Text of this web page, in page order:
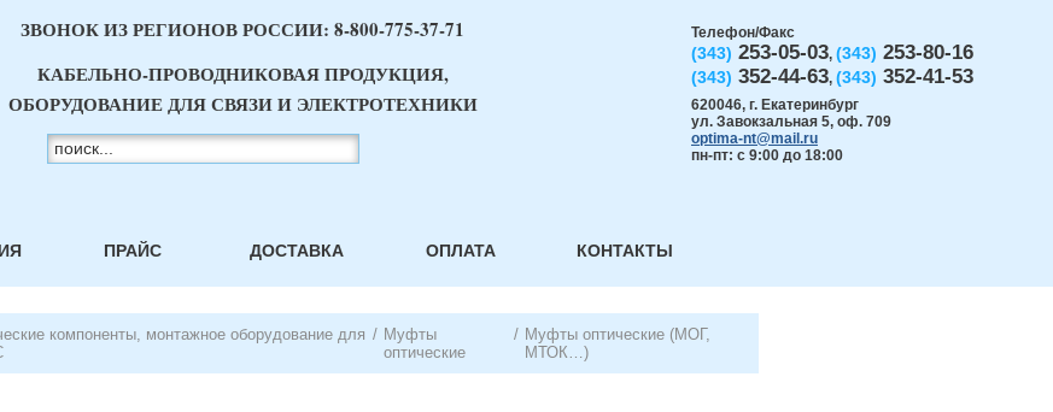
Телефон/Факс
(343) 253-05-03, (343) 253-80-16
(343) 352-44-63, (343) 352-41-53
620046, г. Екатеринбург
ул. Завокзальная 5, оф. 709
optima-nt@mail.ru
пн-пт: с 9:00 до 18:00
ЗВОНОК ИЗ РЕГИОНОВ РОССИИ: 8-800-775-37-71
КАБЕЛЬНО-ПРОВОДНИКОВАЯ ПРОДУКЦИЯ,
ОБОРУДОВАНИЕ ДЛЯ СВЯЗИ И ЭЛЕКТРОТЕХНИКИ
ПРАЙС ДОСТАВКА ОПЛАТА КОНТАКТЫ
компоненты, монтажное оборудование для / Муфты
оптические
/ Муфты оптические (МОГ,
МТОК…)